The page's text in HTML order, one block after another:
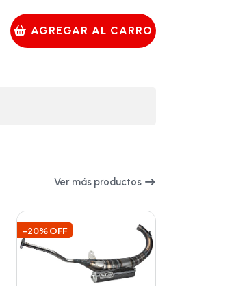
AGREGAR AL CARRO
Ver más productos
-20% OFF